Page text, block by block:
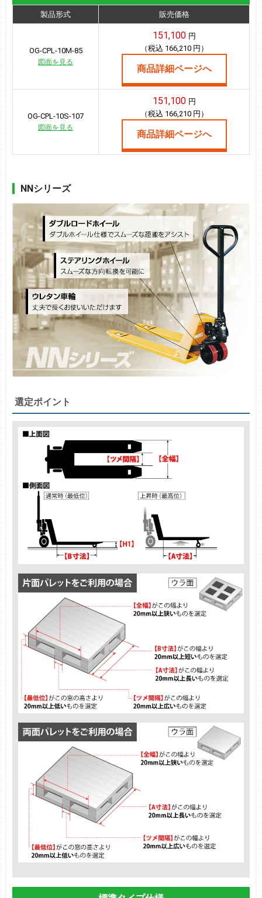
製品形式 販売価格
OG-CPL-10M-85
図面を見る
151,100 円
（税込 166,210 円）
商品詳細ページへ
OG-CPL-10S-107
図面を見る
151,100 円
（税込 166,210 円）
商品詳細ページへ
NNシリーズ
選定ポイント